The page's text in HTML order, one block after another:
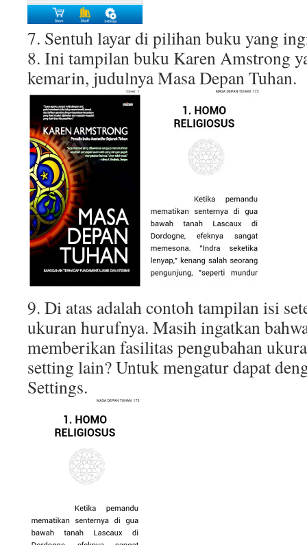
7. Sentuh layar di pilihan buku yang
8. Ini tampilan buku Karen Amstrong
kemarin, judulnya Masa Depan Tuhan.
9. Di atas adalah contoh tampilan isi
ukuran hurufnya. Masih ingatkan
memberikan fasilitas pengubahan
setting lain? Untuk mengatur dapat
Settings.